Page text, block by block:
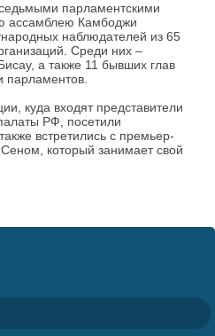
парламентскими
ассамблею Камбоджи
наблюдателей из 65
Среди них –
а также 11 бывших глав
парламентов.
куда входят представители
РФ, посетили
встретились с премьер-
который занимает свой